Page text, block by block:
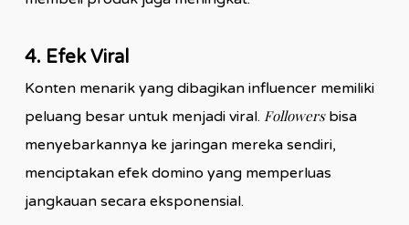
4. Efek Viral
Konten menarik yang dibagikan influencer memiliki
peluang besar untuk menjadi viral. Followers bisa
menyebarkannya ke jaringan mereka sendiri,
menciptakan efek domino yang memperluas
jangkauan secara eksponensial.